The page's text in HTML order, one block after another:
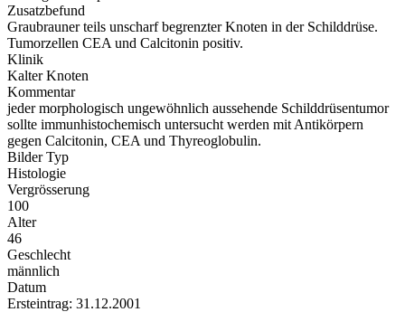
Zusatzbefund
Graubrauner teils unscharf begrenzter Knoten in der Schilddrüse.
Tumorzellen CEA und Calcitonin positiv.
Klinik
Kalter Knoten
Kommentar
jeder morphologisch ungewöhnlich aussehende Schilddrüsentumor
sollte immunhistochemisch untersucht werden mit Antikörpern
gegen Calcitonin, CEA und Thyreoglobulin.
Bilder Typ
Histologie
Vergrösserung
100
Alter
46
Geschlecht
männlich
Datum
Ersteintrag: 31.12.2001